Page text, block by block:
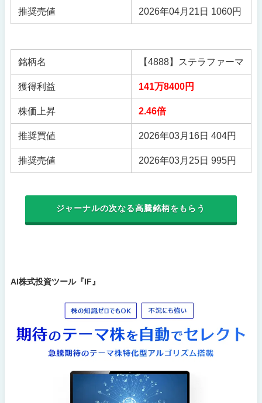
推奨売値 2026年04月21日 1060円
銘柄名 【4888】ステラファーマ
獲得利益 141万8400円
株価上昇 2.46倍
推奨買値 2026年03月16日 404円
推奨売値 2026年03月25日 995円
ジャーナルの次なる高騰銘柄をもらう
AI株式投資ツール『IF』